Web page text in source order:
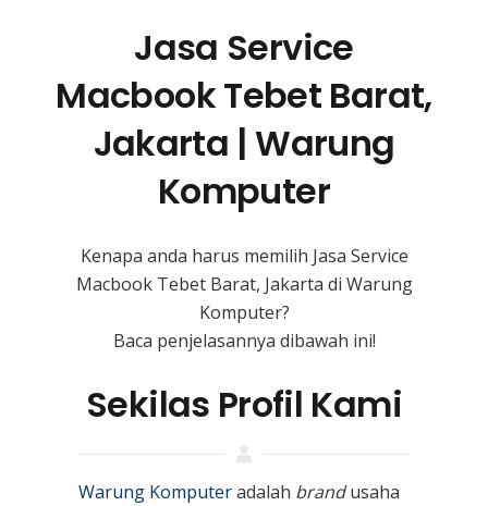
Jasa Service
Macbook Tebet Barat,
Jakarta | Warung
Komputer
Kenapa anda harus memilih Jasa Service
Macbook Tebet Barat, Jakarta di Warung
Komputer?
Baca penjelasannya dibawah ini!
Sekilas Profil Kami
Warung Komputeradalah brandusaha